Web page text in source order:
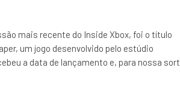
mais recente do Inside Xbox, foi o título
um jogo desenvolvido pelo estúdio
a data de lançamento e, para nossa